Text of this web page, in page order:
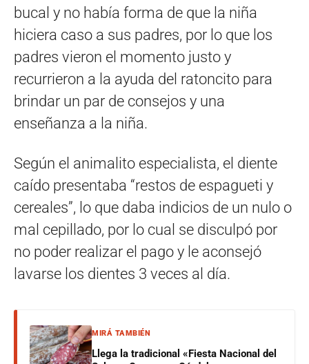
bucal y no había forma de que la niña
hiciera caso a sus padres, por lo que los
padres vieron el momento justo y
recurrieron a la ayuda del ratoncito para
brindar un par de consejos y una
enseñanza a la niña.
Según el animalito especialista, el diente
caído presentaba “restos de espagueti y
cereales”, lo que daba indicios de un nulo o
mal cepillado, por lo cual se disculpó por
no poder realizar el pago y le aconsejó
lavarse los dientes 3 veces al día.
MIRÁ TAMBIÉN
Llega la tradicional «Fiesta Nacional del